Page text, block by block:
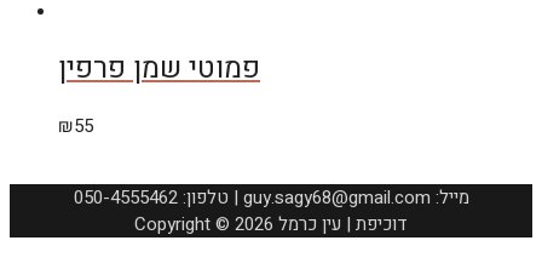
פמוטי שמן פרפין
₪55
050-4555462 :טלפון | guy.sagy68@gmail.com :מייל
Copyright © 2026 דוכיפת | עין כרמל